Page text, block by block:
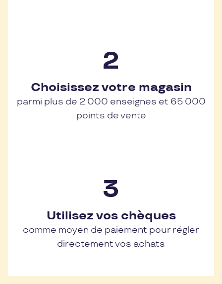
Choisissez votre magasin
parmi plus de 2 000 enseignes et 65 000
points de vente
Utilisez vos chèques
comme moyen de paiement pour régler
directement vos achats